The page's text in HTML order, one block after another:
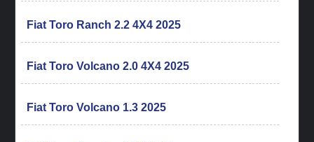
Fiat Toro Ranch 2.2 4X4 2025
Fiat Toro Volcano 2.0 4X4 2025
Fiat Toro Volcano 1.3 2025